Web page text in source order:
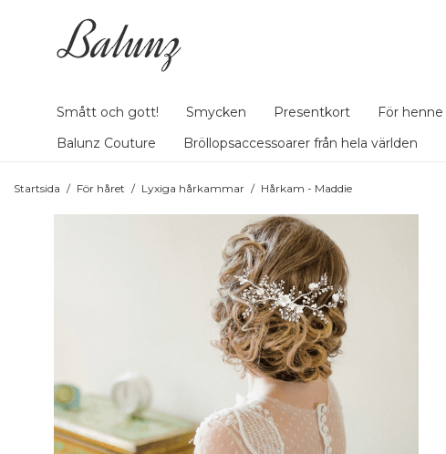
Smått och gott! Smycken Presentkort För henne
Balunz Couture
Bröllopsaccessoarer från hela världen
Startsida / För håret / Lyxiga hårkammar / Hårkam - Maddie